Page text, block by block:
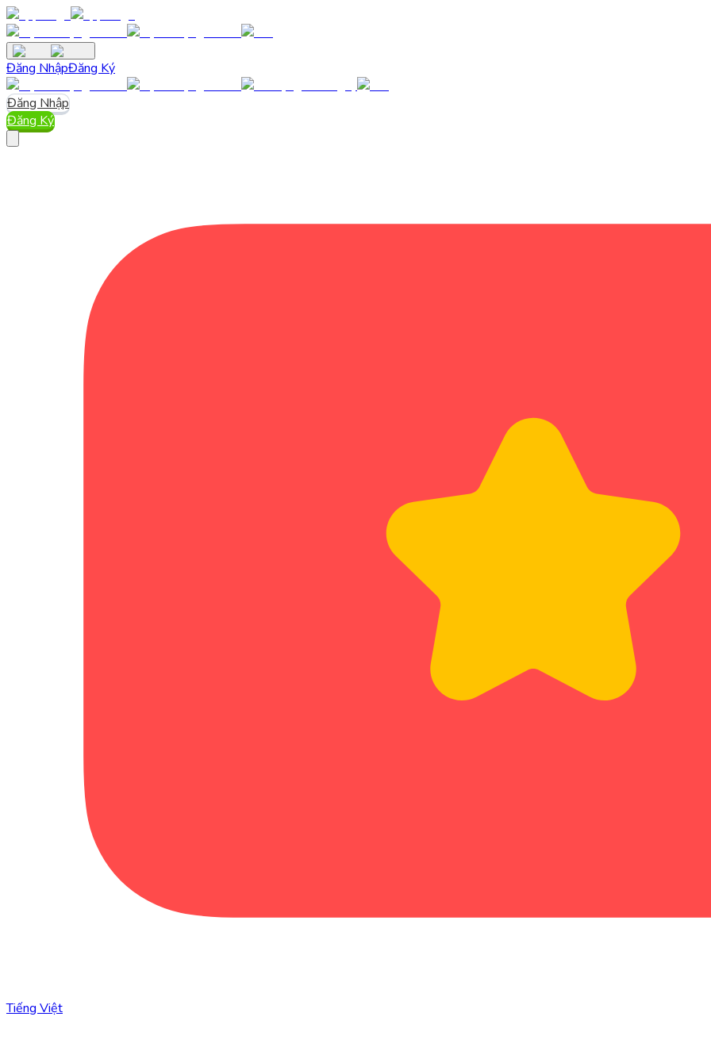
Đăng NhậpĐăng Ký
Đăng Nhập
Đăng Ký
Tiếng Việt